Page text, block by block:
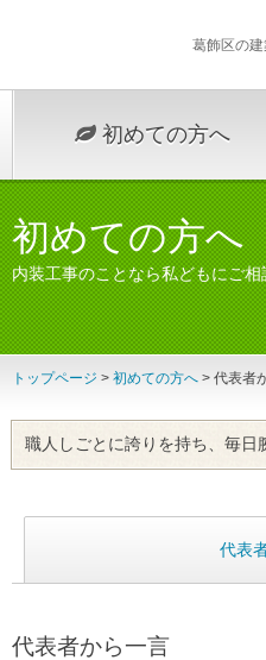
葛飾区の
初めての方へ
初めての方へ
内装工事のことなら私どもにご相
トップページ > 初めての方へ > 代表者
職人しごとに誇りを持ち、毎日
代表
代表者から一言